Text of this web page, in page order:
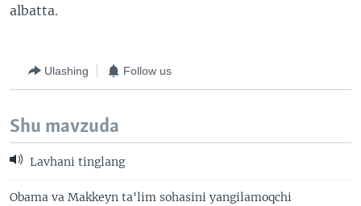
albatta.
Ulashing Follow us
Shu mavzuda
Lavhani tinglang
Obama va Makkeyn ta'lim sohasini yangilamoqchi